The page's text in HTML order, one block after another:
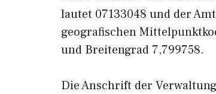
lautet 07133048 und der
geografischen
und Breitengrad 7,799758.
Die Anschrift der